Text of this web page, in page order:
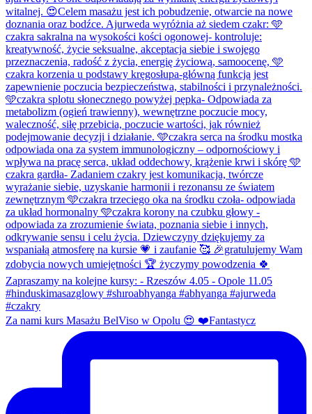
Za nami kurs Masażu BelViso w Opolu 😍 ❤️Fantastycz